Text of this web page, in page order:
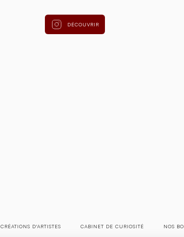
DÉCOUVRIR
CRÉATIONS D'ARTISTES CABINET DE CURIOSITÉ NOS